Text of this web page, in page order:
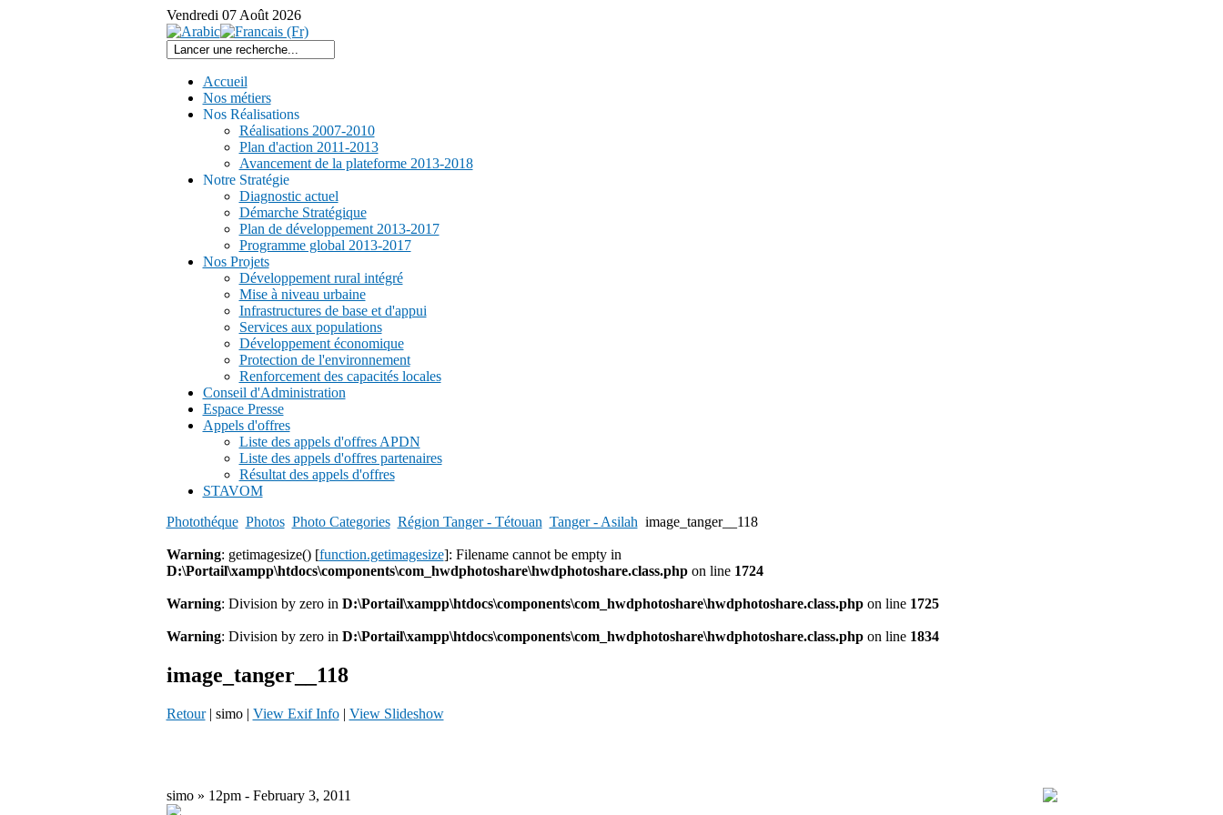
Vendredi 07 Août 2026
Accueil
Nos métiers
Nos Réalisations
Réalisations 2007-2010
Plan d'action 2011-2013
Avancement de la plateforme 2013-2018
Notre Stratégie
Diagnostic actuel
Démarche Stratégique
Plan de développement 2013-2017
Programme global 2013-2017
Nos Projets
Développement rural intégré
Mise à niveau urbaine
Infrastructures de base et d'appui
Services aux populations
Développement économique
Protection de l'environnement
Renforcement des capacités locales
Conseil d'Administration
Espace Presse
Appels d'offres
Liste des appels d'offres APDN
Liste des appels d'offres partenaires
Résultat des appels d'offres
STAVOM
Photothéque Photos Photo Categories Région Tanger - Tétouan Tanger - Asilah image_tanger__118
Warning: getimagesize() [function.getimagesize]: Filename cannot be empty in
D:\Portail\xampp\htdocs\components\com_hwdphotoshare\hwdphotoshare.class.phpon line 1724
Warning: Division by zero in D:\Portail\xampp\htdocs\components\com_hwdphotoshare\hwdphotoshare.class.phpon line 1725
Warning: Division by zero in D:\Portail\xampp\htdocs\components\com_hwdphotoshare\hwdphotoshare.class.phpon line 1834
image_tanger__118
Retour| simo | View Exif Info| View Slideshow
simo » 12pm - February 3, 2011